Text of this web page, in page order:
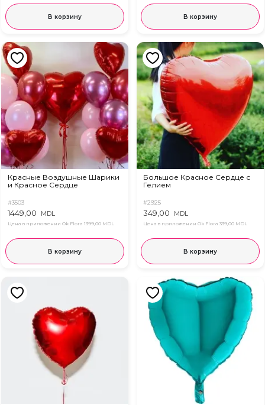
В корзину В корзину
Красные Воздушные Шарики
и Красное Сердце
#3503
1449,00 MDL
Цена в приложении Ok Flora 1399,00 MDL
В корзину
Большое Красное Сердце с
Гелием
#2925
349,00 MDL
Цена в приложении Ok Flora 339,00 MDL
В корзину